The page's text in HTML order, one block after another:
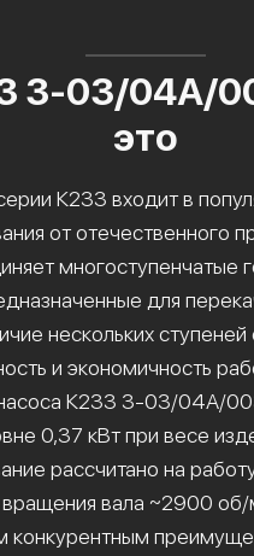
3-03/04А/
это
К233 входит в
от отечественного
многоступенчатые
для
нескольких
и экономичность
насоса К233 3-03/04А/
0,37 кВт при весе
рассчитано на
вращения вала ~2900 об/
конкурентным